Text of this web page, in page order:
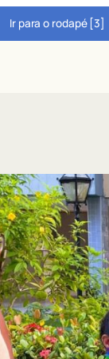
Ir para o rodapé [3]